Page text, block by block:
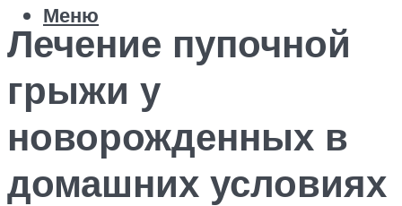
Меню
Лечение пупочной
грыжи у
новорожденных в
домашних условиях